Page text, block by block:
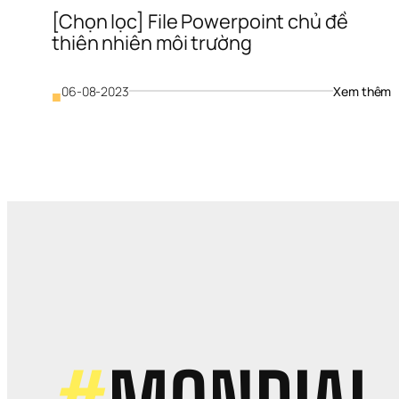
[Chọn lọc] File Powerpoint chủ đề
thiên nhiên môi trường
■06-08-2023 Xem thêm: